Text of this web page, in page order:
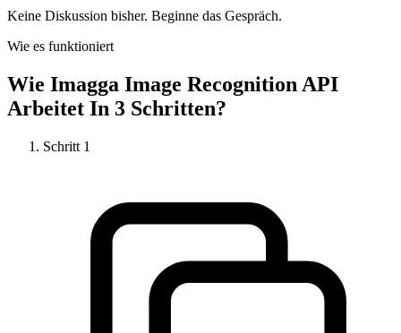
Keine Diskussion bisher. Beginne das Gespräch.
Wie es funktioniert
Wie Imagga Image Recognition API
Arbeitet In 3 Schritten?
Schritt 1